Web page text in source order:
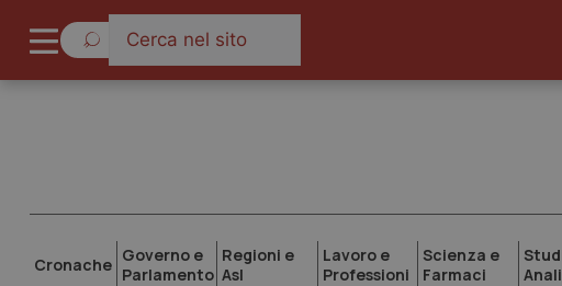
Cronache Governo e
Parlamento
Regioni e
Asl
Lavoro e
Professioni
Scienza e
Farmaci